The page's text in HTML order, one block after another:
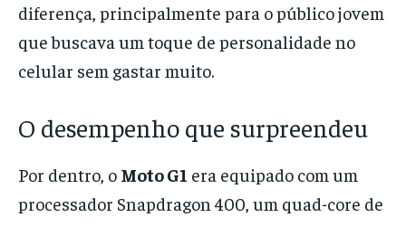
diferença, principalmente para o público jovem
que buscava um toque de personalidade no
celular sem gastar muito.
O desempenho que surpreendeu
Por dentro, o Moto G1 era equipado com um
processador Snapdragon 400, um quad-core de